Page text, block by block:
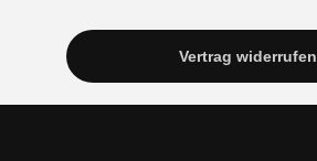
Vertrag widerrufen